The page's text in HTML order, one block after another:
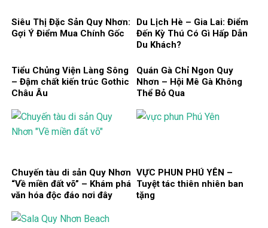
Siêu Thị Đặc Sản Quy Nhơn:
Gợi Ý Điểm Mua Chính Gốc
Du Lịch Hè – Gia Lai: Điểm
Đến Kỳ Thú Có Gì Hấp Dẫn
Du Khách?
Tiểu Chủng Viện Làng Sông
– Đậm chất kiến trúc Gothic
Châu Âu
Quán Gà Chỉ Ngon Quy
Nhơn – Hội Mê Gà Không
Thể Bỏ Qua
Chuyến tàu di sản Quy Nhơn
“Về miền đất võ” – Khám phá
văn hóa độc đáo nơi đây
VỰC PHUN PHÚ YÊN –
Tuyệt tác thiên nhiên ban
tặng